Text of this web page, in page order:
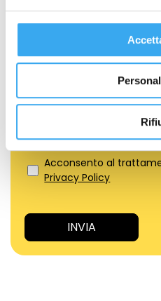
Formazione per
Formazione per Aziende
IL TUO MESSAGGIO*
Acconsento al
Privacy Policy